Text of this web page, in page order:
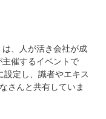
、人が活き会社が成
催するイベントで
定し、識者やエキス
さんと共有していま